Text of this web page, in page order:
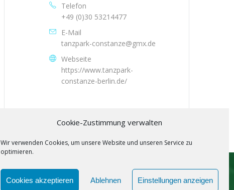
Cookie-Zustimmung verwalten
Wir verwenden Cookies, um unsere Website und unseren Service zu
optimieren.
Cookies akzeptieren Ablehnen Einstellungen anzeigen
Telefon
+49 (0)30 53214477
E-Mail
tanzpark-constanze@gmx.de
Webseite
https://www.tanzpark-
constanze-berlin.de/
SPOTIFY